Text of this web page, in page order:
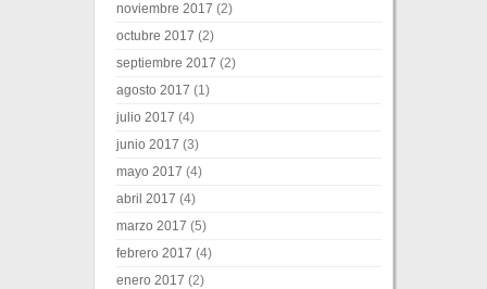
noviembre 2017 (2)
octubre 2017 (2)
septiembre 2017 (2)
agosto 2017 (1)
julio 2017 (4)
junio 2017 (3)
mayo 2017 (4)
abril 2017 (4)
marzo 2017 (5)
febrero 2017 (4)
enero 2017 (2)